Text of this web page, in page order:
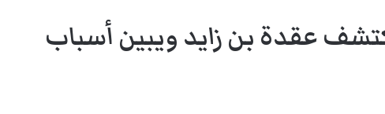
عقدة بن زايد ويبين أسباب